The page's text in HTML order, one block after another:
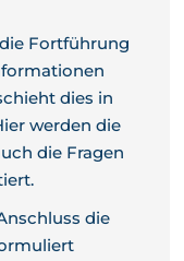
Fortführung
dies in
werden die
die Fragen
die